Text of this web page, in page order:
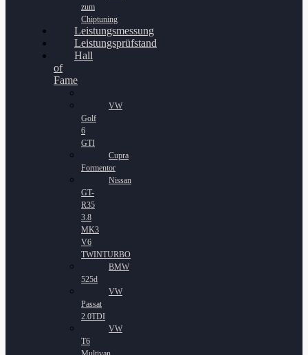
zum
Chiptuning
Leistungsmessung
Leistungsprüfstand
Hall
of
Fame
VW
Golf
6
GTI
Cupra
Formentor
Nissan
GT-
R35
3.8
MK3
V6
TWINTURBO
BMW
525d
VW
Passat
2.0TDI
VW
T6